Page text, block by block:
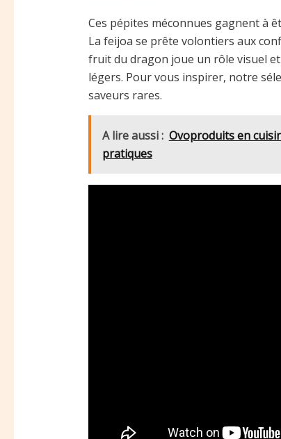
Ces pépites méconnues gagnent à
La feijoa se prête volontiers aux
fruit du dragon joue un rôle visuel
légers. Pour vous inspirer, notre
saveurs rares.
A lire aussi : Ovoproduits en
pratiques